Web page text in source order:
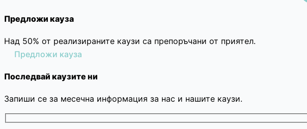
Предложи кауза
Над 50% от реализираните каузи са препоръчани от приятел.
Предложи кауза
Последвай каузите ни
Запиши се за месечна информация за нас и нашите каузи.